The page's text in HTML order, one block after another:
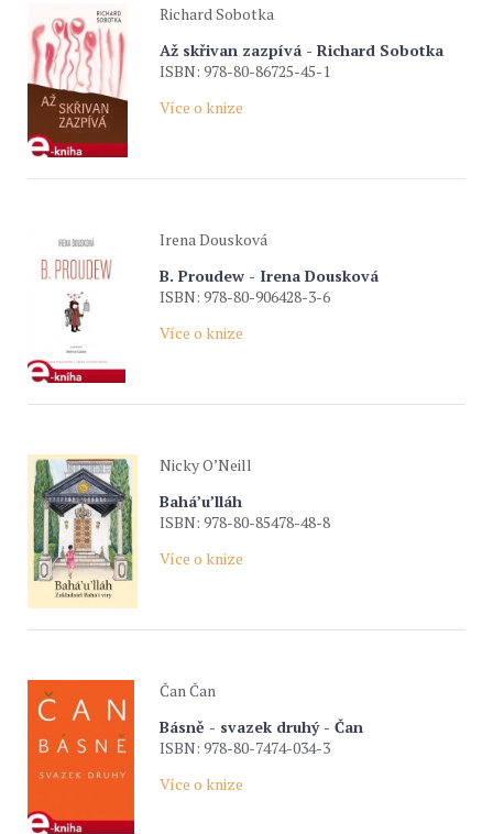
Richard Sobotka
Až skřivan zazpívá - Richard Sobotka
ISBN: 978-80-86725-45-1
Více o knize
Irena Dousková
B. Proudew - Irena Dousková
ISBN: 978-80-906428-3-6
Více o knize
Nicky O’Neill
Bahá’u’lláh
ISBN: 978-80-85478-48-8
Více o knize
Čan Čan
Básně - svazek druhý - Čan
ISBN: 978-80-7474-034-3
Více o knize